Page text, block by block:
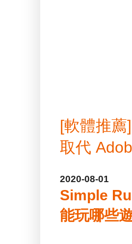
[軟體推
取代
2020-08-01
Simple
能玩哪些